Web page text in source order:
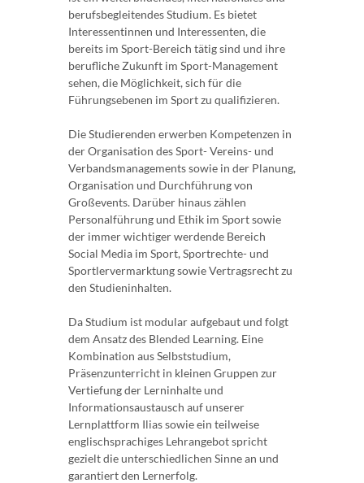
berufsbegleitendes Studium. Es bietet
Interessentinnen und Interessenten, die
bereits im Sport-Bereich tätig sind und ihre
berufliche Zukunft im Sport-Management
sehen, die Möglichkeit, sich für die
Führungsebenen im Sport zu qualifizieren.
Die Studierenden erwerben Kompetenzen in
der Organisation des Sport- Vereins- und
Verbandsmanagements sowie in der Planung,
Organisation und Durchführung von
Großevents. Darüber hinaus zählen
Personalführung und Ethik im Sport sowie
der immer wichtiger werdende Bereich
Social Media im Sport, Sportrechte- und
Sportlervermarktung sowie Vertragsrecht zu
den Studieninhalten.
Da Studium ist modular aufgebaut und folgt
dem Ansatz des Blended Learning. Eine
Kombination aus Selbststudium,
Präsenzunterricht in kleinen Gruppen zur
Vertiefung der Lerninhalte und
Informationsaustausch auf unserer
Lernplattform Ilias sowie ein teilweise
englischsprachiges Lehrangebot spricht
gezielt die unterschiedlichen Sinne an und
garantiert den Lernerfolg.